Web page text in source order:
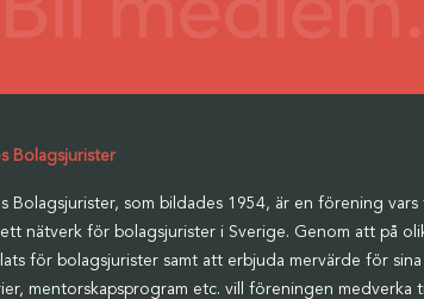
Bolagsjurister
Bolagsjurister, som bildades 1954, är en förening
nätverk för bolagsjurister i Sverige. Genom att på
för bolagsjurister samt att erbjuda mervärde för
mentorskapsprogram etc. vill föreningen medverka